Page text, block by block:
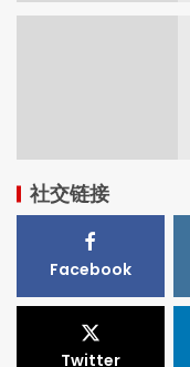
社交链接
Facebook
Twitter